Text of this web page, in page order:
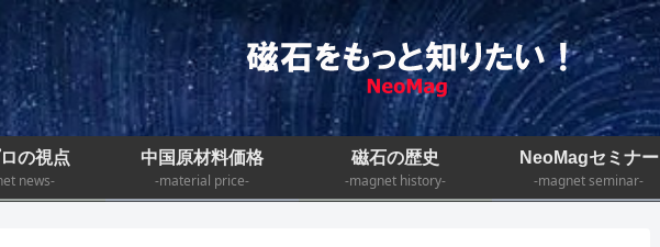
の視点
news-
中国原材料価格
-material price-
磁石の歴史
-magnet history-
NeoMagセミナー
-magnet seminar-